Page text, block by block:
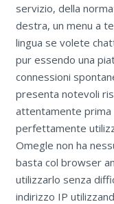
servizio, della
destra, un menu a
lingua se volete
pur essendo una
connessioni
presenta notevoli
attentamente
perfettamente
Omegle non ha
basta col browser
utilizzarlo senza
indirizzo IP